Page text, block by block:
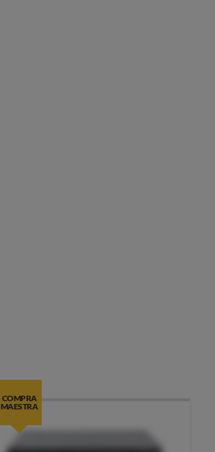
COMPRA
MAESTRA